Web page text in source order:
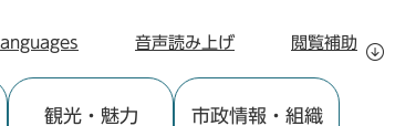
音声読み上げ 閲覧補助
観光・魅力 市政情報 ・組織